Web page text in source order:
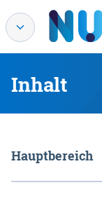
Inhalt
Hauptbereich